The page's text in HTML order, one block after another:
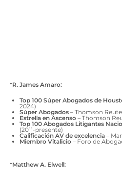
*R. James Amaro:
Top 100 Súper Abogados de
2024)
Súper Abogados – Thomson
Estrella en Ascenso – Thomson
Top 100 Abogados Litigantes
(2011-presente)
Calificación AV de excelencia –
Miembro Vitalicio – Foro de
*Matthew A. Elwell: